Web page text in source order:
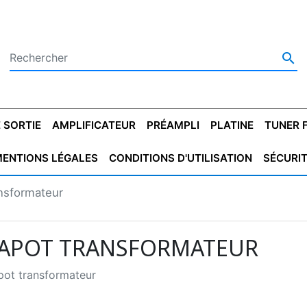

CONDENSATEUR
TRANSFO DE SORTIE
AMPLIFICATEUR PRÉAMPLI PLATINE TUNER
PLATINES VINYLES
LÉGALES CONDITIONS D'UTILISATION
TRANSFORMATEUR
transformateur